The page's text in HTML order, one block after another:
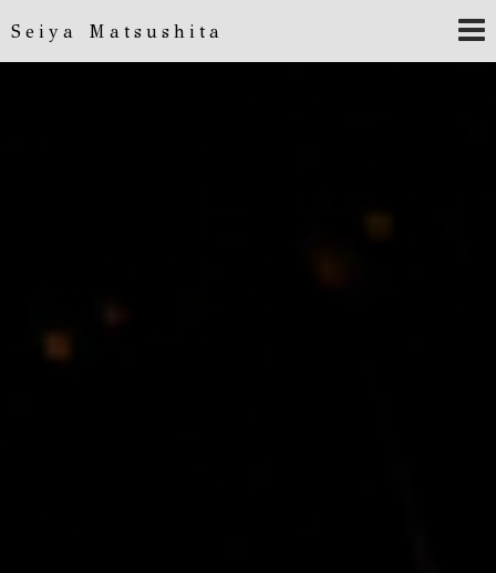
Seiya Matsushita